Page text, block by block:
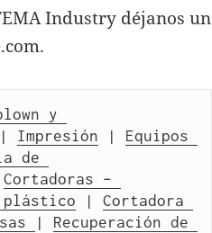
Industry déjanos un
y
Impresión | Equipos
de
Cortadoras –
plástico | Cortadora
| Recuperación de